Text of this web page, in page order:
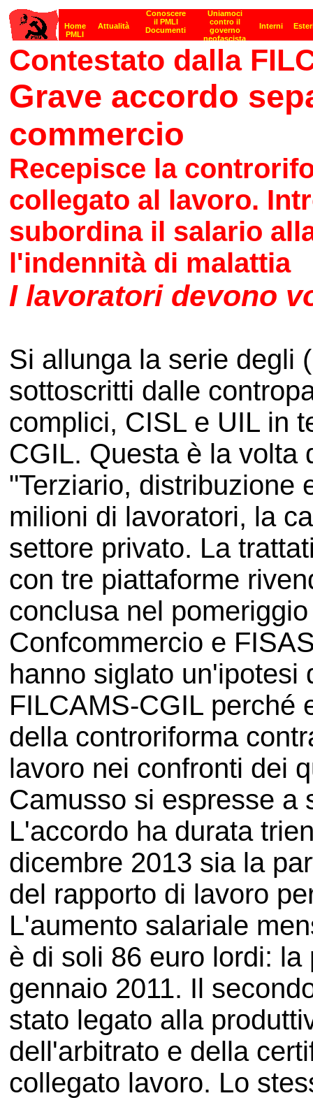
Contestato dalla
Grave accordo
commercio
Recepisce la
collegato al lavoro.
subordina il salario
l'indennità di malattia
I lavoratori devono
Si allunga la serie degli
sottoscritti dalle
complici, CISL e UIL in
CGIL. Questa è la volta
"Terziario, distribuzione
milioni di lavoratori, la
settore privato. La
con tre piattaforme
conclusa nel
Confcommercio e
hanno siglato un'ipotesi
FILCAMS-CGIL perché
della controriforma
lavoro nei confronti dei
Camusso si espresse a
L'accordo ha durata
dicembre 2013 sia la
del rapporto di lavoro
L'aumento salariale
è di soli 86 euro lordi:
gennaio 2011. Il
stato legato alla
dell'arbitrato e della
collegato lavoro. Lo